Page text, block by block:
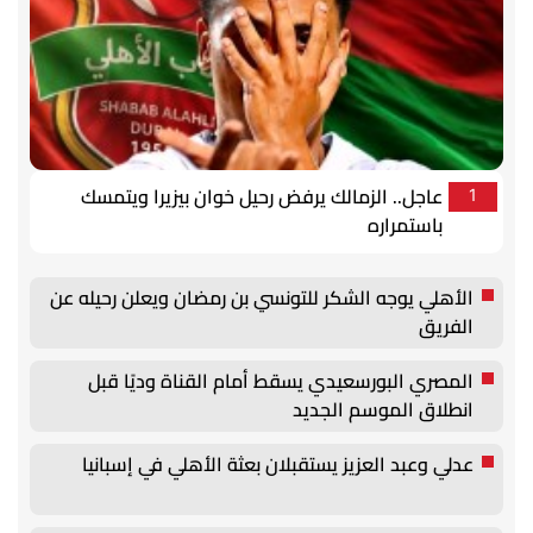
1
عاجل.. الزمالك يرفض رحيل خوان بيزيرا ويتمسك
باستمراره
الأهلي يوجه الشكر للتونسي بن رمضان ويعلن رحيله عن
الفريق
المصري البورسعيدي يسقط أمام القناة وديًا قبل
انطلاق الموسم الجديد
عدلي وعبد العزيز يستقبلان بعثة الأهلي في إسبانيا